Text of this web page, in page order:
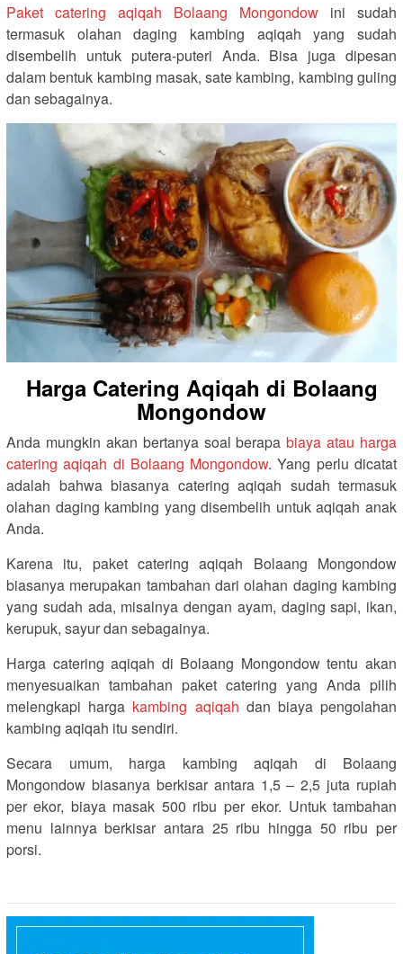
Paket catering aqiqah Bolaang Mongondow ini sudah
termasuk olahan daging kambing aqiqah yang sudah
disembelih untuk putera-puteri Anda. Bisa juga dipesan
dalam bentuk kambing masak, sate kambing, kambing guling
dan sebagainya.
Harga Catering Aqiqah di Bolaang
Mongondow
Anda mungkin akan bertanya soal berapabiaya atau harga
catering aqiqah di Bolaang Mongondow. Yang perlu dicatat
adalah bahwa biasanya catering aqiqah sudah termasuk
olahan daging kambing yang disembelih untuk aqiqah anak
Anda.
Karena itu, paket catering aqiqah Bolaang Mongondow
biasanya merupakan tambahan dari olahan daging kambing
yang sudah ada, misalnya dengan ayam, daging sapi, ikan,
kerupuk, sayur dan sebagainya.
Harga catering aqiqah di Bolaang Mongondow tentu akan
menyesuaikan tambahan paket catering yang Anda pilih
melengkapi harga kambing aqiqah dan biaya pengolahan
kambing aqiqah itu sendiri.
Secara umum, harga kambing aqiqah di Bolaang
Mongondow biasanya berkisar antara 1,5 – 2,5 juta rupiah
per ekor, biaya masak 500 ribu per ekor. Untuk tambahan
menu lainnya berkisar antara 25 ribu hingga 50 ribu per
porsi.